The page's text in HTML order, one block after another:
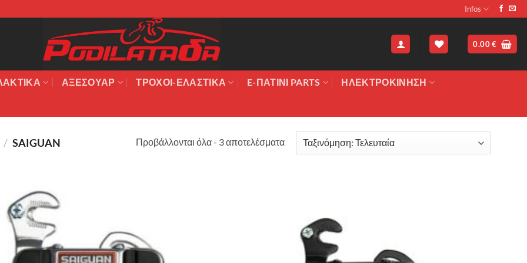
Infos
0.00€
ΑΞΕΣΟΥΆΡ ΤΡΟΧΟΙ-ΕΛΑΣΤΙΚΑ E-ΠΑΤΙΝΙ PARTS ΗΛΕΚΤΡΟΚΙΝΗΣΗ
/ SAIGUAN Προβάλλονται όλα - 3 αποτελέσματαSorted